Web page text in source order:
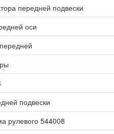
передней подвески
оси
подвески
рулевого 544008